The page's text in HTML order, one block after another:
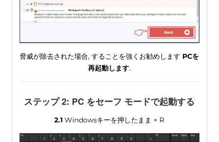
脅威が除去された場合, することを強くお勧めします PCを
再起動します.
ステップ 2: PC をセーフ モードで起動する
2.1 Windowsキーを押したまま + R